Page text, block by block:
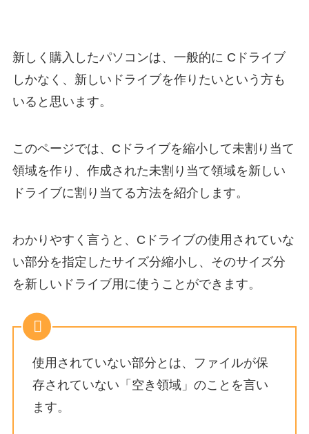
新しく購入したパソコンは、一般的に Cドライブ
しかなく、新しいドライブを作りたいという方も
いると思います。
このページでは、Cドライブを縮小して未割り当て
領域を作り、作成された未割り当て領域を新しい
ドライブに割り当てる方法を紹介します。
わかりやすく言うと、Cドライブの使用されていな
い部分を指定したサイズ分縮小し、そのサイズ分
を新しいドライブ用に使うことができます。
使用されていない部分とは、ファイルが保
存されていない「空き領域」のことを言い
ます。